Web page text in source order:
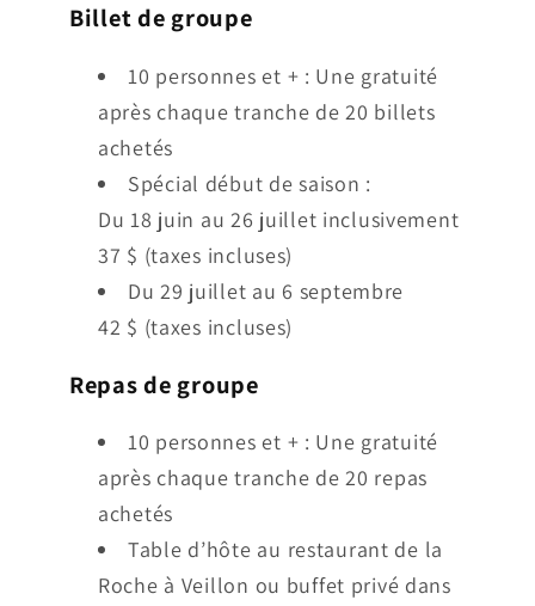
Billet de groupe
10 personnes et + : Une gratuité
après chaque tranche de 20 billets
achetés
Spécial début de saison :
Du 18 juin au 26 juillet inclusivement
37 $ (taxes incluses)
Du 29 juillet au 6 septembre
42 $ (taxes incluses)
Repas de groupe
10 personnes et + : Une gratuité
après chaque tranche de 20 repas
achetés
Table d’hôte au restaurant de la
Roche à Veillon ou buffet privé dans